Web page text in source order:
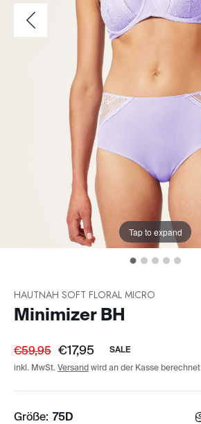
Tap to expand
HAUTNAH SOFT FLORAL MICRO
Minimizer BH
€59,95 €17,95
SALE
inkl. MwSt. Versand wird an der Kasse berechnet
Größe: 75D